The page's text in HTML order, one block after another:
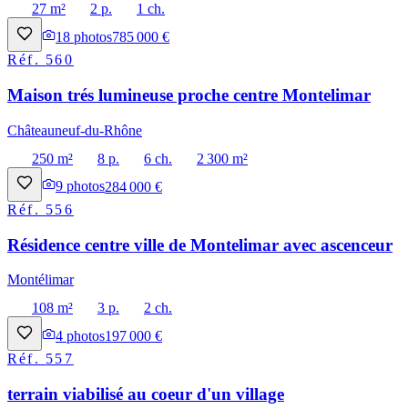
27 m²
2 p.
1 ch.
18 photos785 000 €
Réf. 560
Maison trés lumineuse proche centre Montelimar
Châteauneuf-du-Rhône
250 m²
8 p. 6 ch.
2 300 m²
9 photos284 000 €
Réf. 556
Résidence centre ville de Montelimar avec ascenceur
Montélimar
108 m²
3 p.
2 ch.
4 photos197 000 €
Réf. 557
terrain viabilisé au coeur d'un village